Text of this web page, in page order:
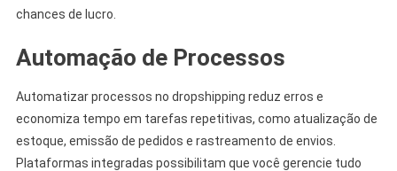
chances de lucro.
Automação de Processos
Automatizar processos no dropshipping reduz erros e
economiza tempo em tarefas repetitivas, como atualização de
estoque, emissão de pedidos e rastreamento de envios.
Plataformas integradas possibilitam que você gerencie tudo